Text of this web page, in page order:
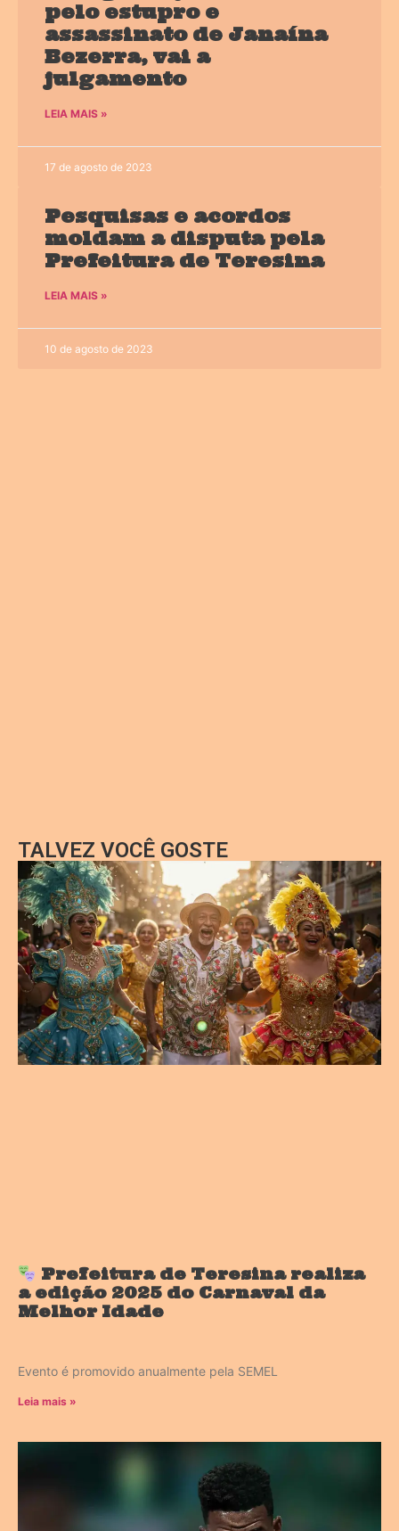
pelo estupro e
assassinato de Janaína
Bezerra, vai a
julgamento
LEIA MAIS »
17 de agosto de 2023
Pesquisas e acordos
moldam a disputa pela
Prefeitura de Teresina
LEIA MAIS »
10 de agosto de 2023
TALVEZ VOCÊ GOSTE
Prefeitura de Teresina realiza
a edição 2025 do Carnaval da
Melhor Idade
Evento é promovido anualmente pela SEMEL
Leia mais »